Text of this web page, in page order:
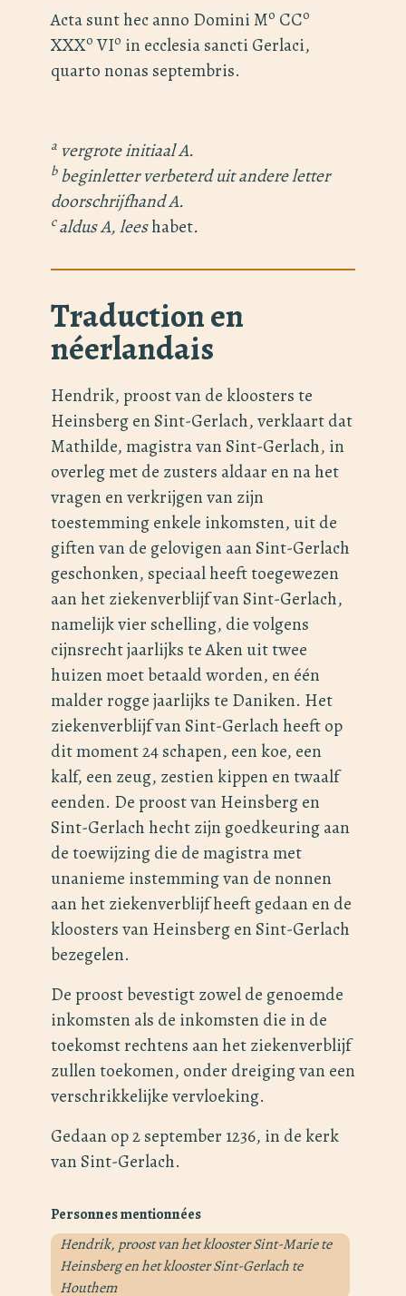
Acta sunt hec anno Domini Mo CCo
XXXo VIo in ecclesia sancti Gerlaci,
quarto nonas septembris.
a vergrote initiaal A.
bbeginletter verbeterd uit andere letter
doorschrijfhand A.
caldus A, leeshabet.
Traduction en
néerlandais
Hendrik, proost van de kloosters te
Heinsberg en Sint-Gerlach, verklaart dat
Mathilde, magistra van Sint-Gerlach, in
overleg met de zusters aldaar en na het
vragen en verkrijgen van zijn
toestemming enkele inkomsten, uit de
giften van de gelovigen aan Sint-Gerlach
geschonken, speciaal heeft toegewezen
aan het ziekenverblijf van Sint-Gerlach,
namelijk vier schelling, die volgens
cijnsrecht jaarlijks te Aken uit twee
huizen moet betaald worden, en één
malder rogge jaarlijks te Daniken. Het
ziekenverblijf van Sint-Gerlach heeft op
dit moment 24 schapen, een koe, een
kalf, een zeug, zestien kippen en twaalf
eenden. De proost van Heinsberg en
Sint-Gerlach hecht zijn goedkeuring aan
de toewijzing die de magistra met
unanieme instemming van de nonnen
aan het ziekenverblijf heeft gedaan en de
kloosters van Heinsberg en Sint-Gerlach
bezegelen.
De proost bevestigt zowel de genoemde
inkomsten als de inkomsten die in de
toekomst rechtens aan het ziekenverblijf
zullen toekomen, onder dreiging van een
verschrikkelijke vervloeking.
Gedaan op 2 september 1236, in de kerk
van Sint-Gerlach.
Personnes mentionnées
Hendrik, proost van het klooster Sint-Marie te
Heinsberg en het klooster Sint-Gerlach te
Houthem